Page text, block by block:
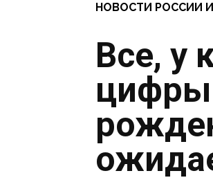
НОВОСТИ РОССИИ
Все, у
цифры